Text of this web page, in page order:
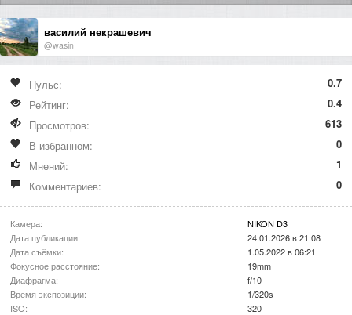
василий некрашевич
@wasin
Пульс:
0.7
Рейтинг:
0.4
Просмотров:
613
В избранном:
0
Мнений:
1
Комментариев:
0
Камера:
NIKON D3
Дата публикации:
24.01.2026 в 21:08
Дата съёмки:
1.05.2022 в 06:21
Фокусное расстояние:
19mm
Диафрагма:
f/10
Время экспозиции:
1/320s
ISO:
320